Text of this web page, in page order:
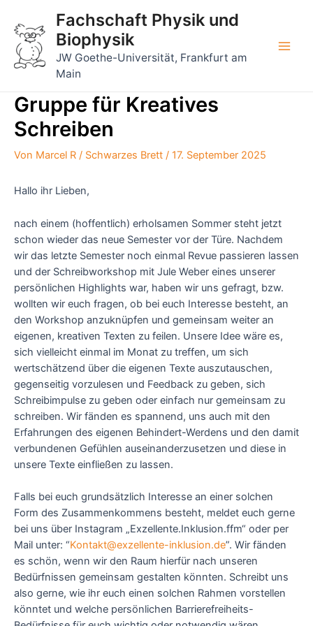
Inhalt
springen
Fachschaft Physik und
Biophysik
JW Goethe-Universität, Frankfurt am
Main
Gruppe für Kreatives
Schreiben
Von Marcel R / Schwarzes Brett / 17. September 2025
Hallo ihr Lieben,
nach einem (hoffentlich) erholsamen Sommer steht jetzt
schon wieder das neue Semester vor der Türe. Nachdem
wir das letzte Semester noch einmal Revue passieren lassen
und der Schreibworkshop mit Jule Weber eines unserer
persönlichen Highlights war, haben wir uns gefragt, bzw.
wollten wir euch fragen, ob bei euch Interesse besteht, an
den Workshop anzuknüpfen und gemeinsam weiter an
eigenen, kreativen Texten zu feilen. Unsere Idee wäre es,
sich vielleicht einmal im Monat zu treffen, um sich
wertschätzend über die eigenen Texte auszutauschen,
gegenseitig vorzulesen und Feedback zu geben, sich
Schreibimpulse zu geben oder einfach nur gemeinsam zu
schreiben. Wir fänden es spannend, uns auch mit den
Erfahrungen des eigenen Behindert-Werdens und den damit
verbundenen Gefühlen auseinanderzusetzen und diese in
unsere Texte einfließen zu lassen.
Falls bei euch grundsätzlich Interesse an einer solchen
Form des Zusammenkommens besteht, meldet euch gerne
bei uns über Instagram „Exzellente.Inklusion.ffm“ oder per
Mail unter: “Kontakt@exzellente-inklusion.de”. Wir fänden
es schön, wenn wir den Raum hierfür nach unseren
Bedürfnissen gemeinsam gestalten könnten. Schreibt uns
also gerne, wie ihr euch einen solchen Rahmen vorstellen
könntet und welche persönlichen Barrierefreiheits-